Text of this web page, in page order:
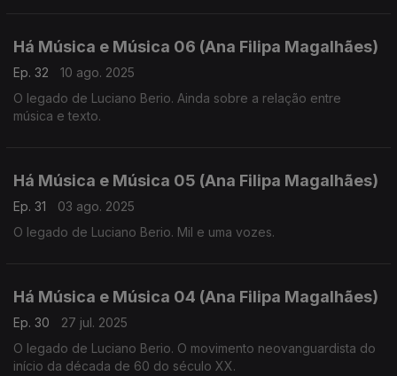
Há Música e Música 06 (Ana Filipa Magalhães)
Ep. 32
10 ago. 2025
O legado de Luciano Berio. Ainda sobre a relação entre
música e texto.
Há Música e Música 05 (Ana Filipa Magalhães)
Ep. 31
03 ago. 2025
O legado de Luciano Berio. Mil e uma vozes.
Há Música e Música 04 (Ana Filipa Magalhães)
Ep. 30
27 jul. 2025
O legado de Luciano Berio. O movimento neovanguardista do
início da década de 60 do século XX.